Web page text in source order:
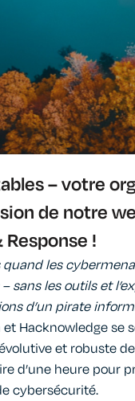
– votre
de notre
!
les
– sans les outils et
d’un pirate
Hacknowledge se
et robuste
d’une heure pour
cybersécurité.